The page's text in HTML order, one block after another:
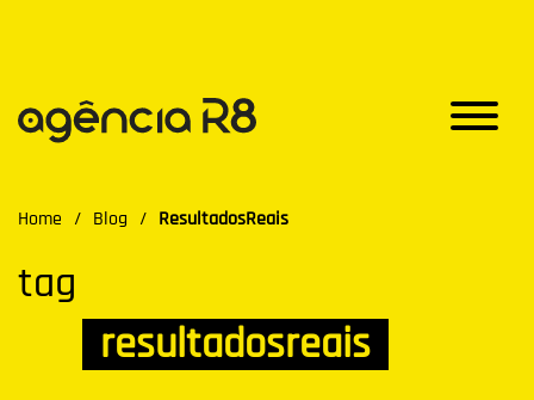
Home / Blog / ResultadosReais
tag
resultadosreais